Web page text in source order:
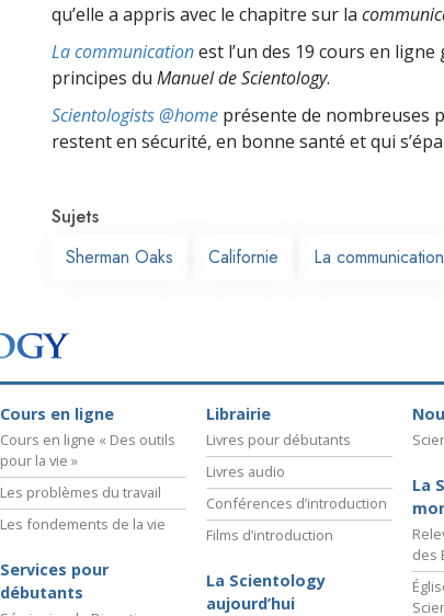
qu’elle a appris avec le chapitre sur la
La communicationest l’un des 19 cours en
principes du Manuel de Scientology.
Scientologists @home présente de nombreuses
restent en sécurité, en bonne santé et qui
Sujets
Sherman Oaks
Californie La communication
Cours en ligne
Cours en ligne « Des outils
pour la vie »
Les problèmes du travail
Les fondements de la vie
Services pour
débutants
Librairie
Livres pour débutants
Livres audio
Conférences d’introduction
Films d’introduction
La Scientology
aujourd’hui
La
des